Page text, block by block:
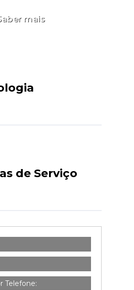
mais
de Serviço
Telefone: